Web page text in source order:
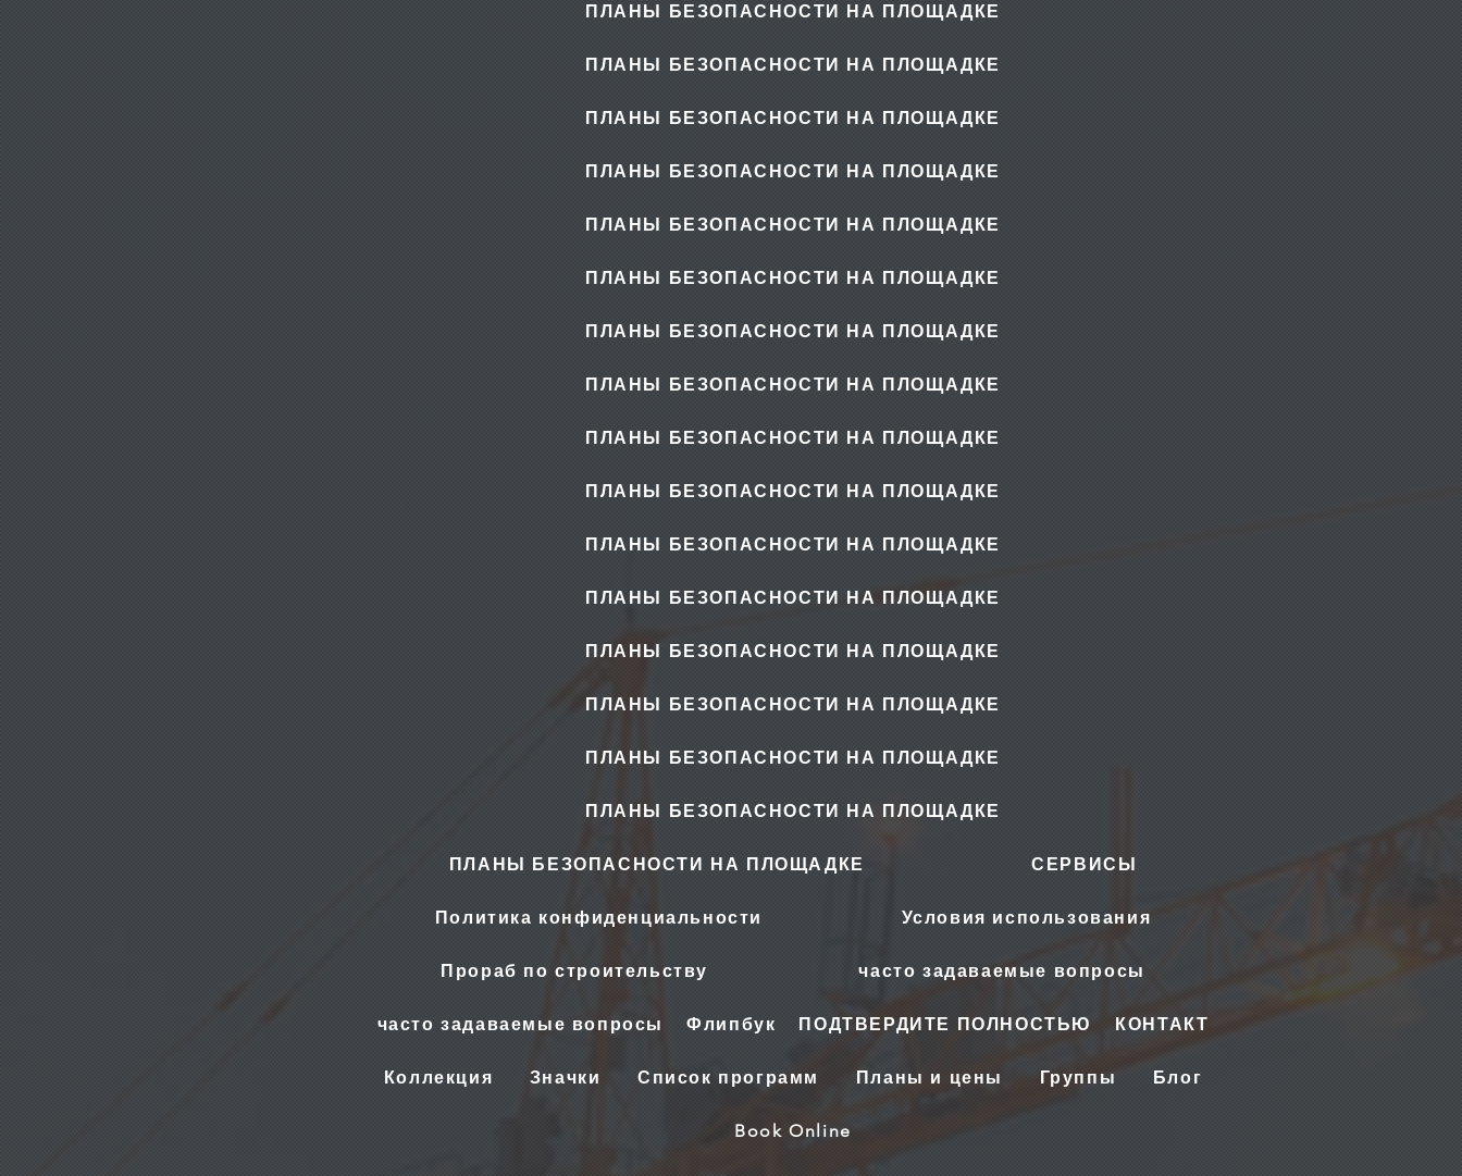
ПЛАНЫ БЕЗОПАСНОСТИ НА ПЛОЩАДКЕ
ПЛАНЫ БЕЗОПАСНОСТИ НА ПЛОЩАДКЕ
ПЛАНЫ БЕЗОПАСНОСТИ НА ПЛОЩАДКЕ
ПЛАНЫ БЕЗОПАСНОСТИ НА ПЛОЩАДКЕ
ПЛАНЫ БЕЗОПАСНОСТИ НА ПЛОЩАДКЕ
ПЛАНЫ БЕЗОПАСНОСТИ НА ПЛОЩАДКЕ
ПЛАНЫ БЕЗОПАСНОСТИ НА ПЛОЩАДКЕ
ПЛАНЫ БЕЗОПАСНОСТИ НА ПЛОЩАДКЕ
ПЛАНЫ БЕЗОПАСНОСТИ НА ПЛОЩАДКЕ
ПЛАНЫ БЕЗОПАСНОСТИ НА ПЛОЩАДКЕ
ПЛАНЫ БЕЗОПАСНОСТИ НА ПЛОЩАДКЕ
ПЛАНЫ БЕЗОПАСНОСТИ НА ПЛОЩАДКЕ
ПЛАНЫ БЕЗОПАСНОСТИ НА ПЛОЩАДКЕ
ПЛАНЫ БЕЗОПАСНОСТИ НА ПЛОЩАДКЕ
ПЛАНЫ БЕЗОПАСНОСТИ НА ПЛОЩАДКЕ
ПЛАНЫ БЕЗОПАСНОСТИ НА ПЛОЩАДКЕ
ПЛАНЫ БЕЗОПАСНОСТИ НА ПЛОЩАДКЕ СЕРВИСЫ
Политика конфиденциальности Условия использования
Прораб по строительству часто задаваемые вопросы
часто задаваемые вопросы Флипбук ПОДТВЕРДИТЕ ПОЛНОСТЬЮ КОНТАКТ
Коллекция Значки Список программ Планы и цены Группы Блог
Book Online